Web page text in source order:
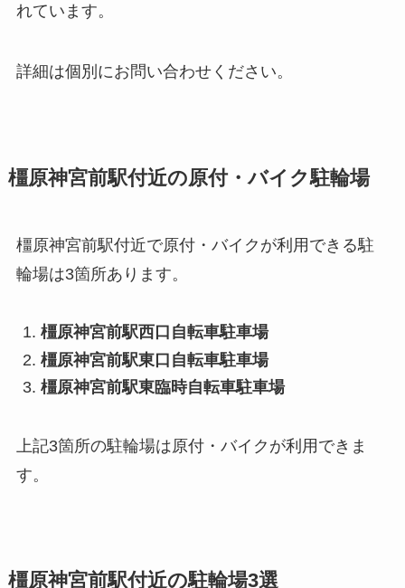
れています。
詳細は個別にお問い合わせください。
橿原神宮前駅付近の原付・バイク駐輪場
橿原神宮前駅付近で原付・バイクが利用できる駐
輪場は3箇所あります。
橿原神宮前駅西口自転車駐車場
橿原神宮前駅東口自転車駐車場
橿原神宮前駅東臨時自転車駐車場
上記3箇所の駐輪場は原付・バイクが利用できま
す。
橿原神宮前駅付近の駐輪場3選